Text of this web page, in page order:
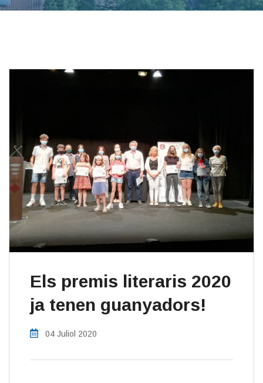
Els premis literaris 2020
ja tenen guanyadors!
04 Juliol 2020